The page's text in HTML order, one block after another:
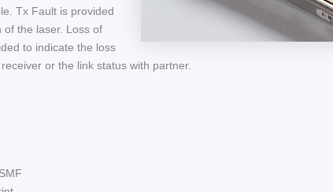
Tx Fault is provided
the laser. Loss of
to indicate the loss
or the link status with partner.